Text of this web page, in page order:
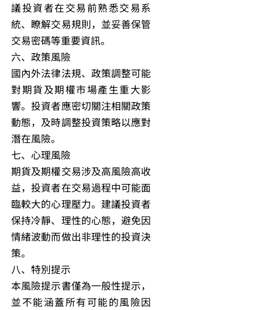
議投資者在交易前熟悉交易系
統、瞭解交易規則，並妥善保管
交易密碼等重要資訊。
六、政策風險
國內外法律法規、政策調整可能
對期貨及期權市場產生重大影
響。投資者應密切關注相關政策
動態，及時調整投資策略以應對
潛在風險。
七、心理風險
期貨及期權交易涉及高風險高收
益，投資者在交易過程中可能面
臨較大的心理壓力。建議投資者
保持冷靜、理性的心態，避免因
情緒波動而做出非理性的投資決
策。
八、特別提示
本風險提示書僅為一般性提示，
並不能涵蓋所有可能的風險因